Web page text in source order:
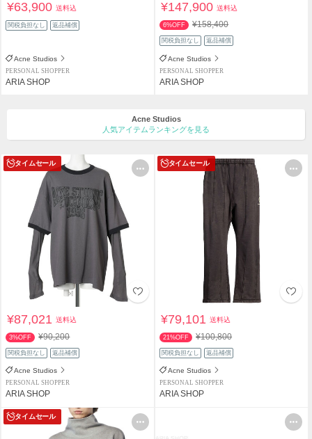
¥63,900送料込
関税負担なし 返品補償
Acne Studios
PERSONAL SHOPPER
ARIA SHOP
¥147,900送料込
6%OFF ¥158,400
関税負担なし 返品補償
Acne Studios
PERSONAL SHOPPER
ARIA SHOP
Acne Studios
人気アイテムランキングを見る
タイムセール
¥87,021送料込
3%OFF ¥90,200
関税負担なし 返品補償
Acne Studios
PERSONAL SHOPPER
ARIA SHOP
タイムセール
¥79,101送料込
21%OFF ¥100,800
関税負担なし 返品補償
Acne Studios
PERSONAL SHOPPER
ARIA SHOP
タイムセール